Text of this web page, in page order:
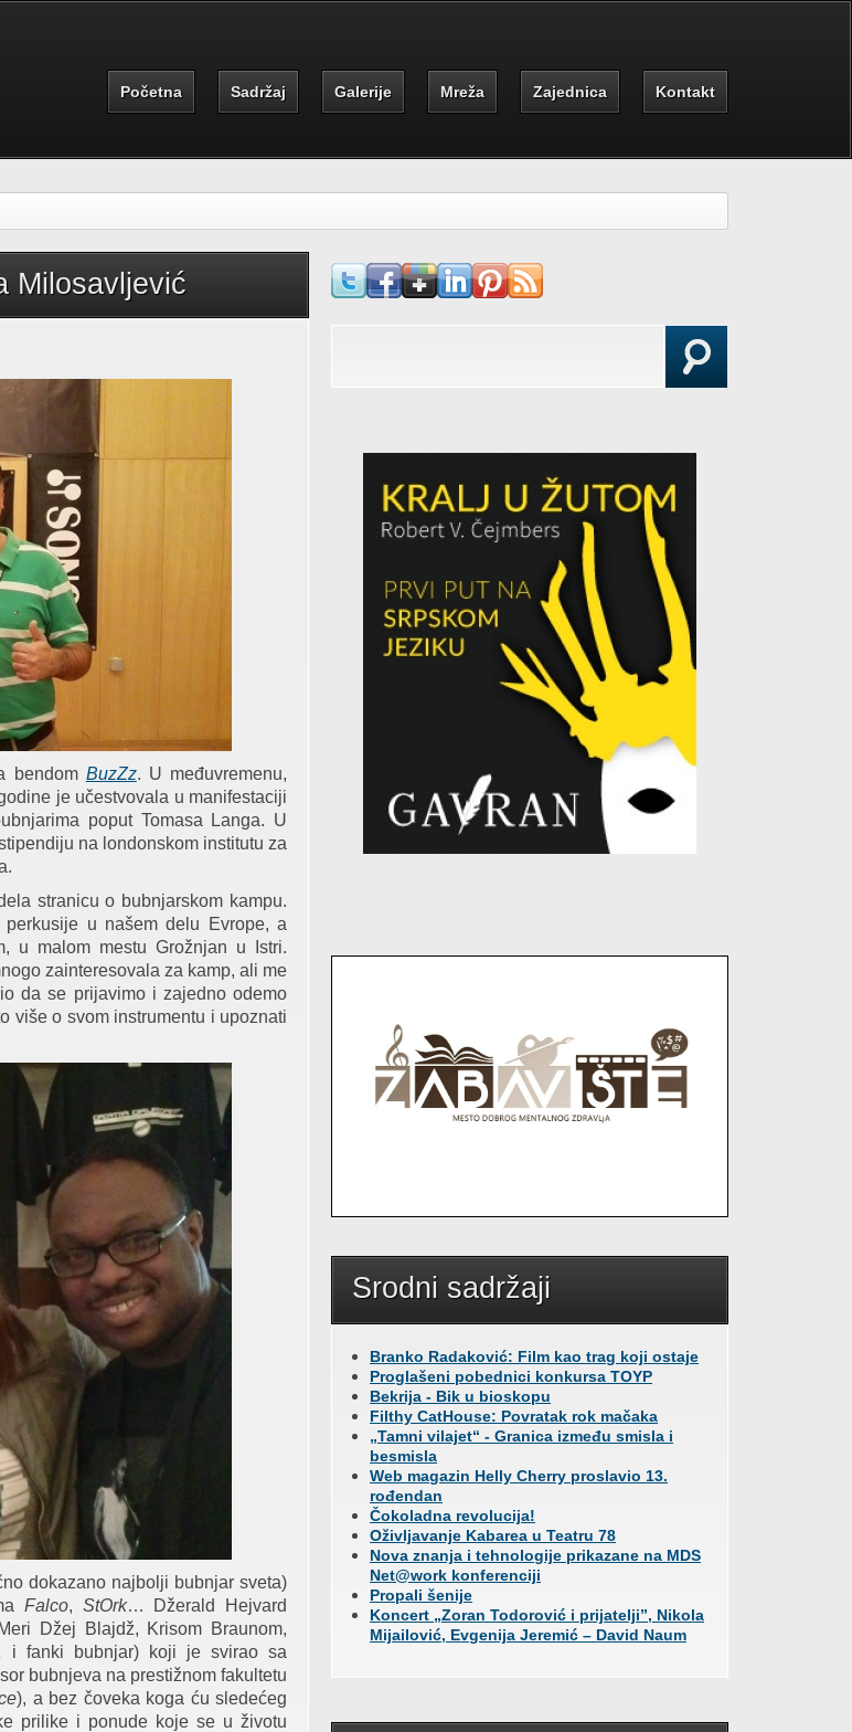
Početna Sadržaj Galerije Mreža Zajednica Kontakt
Milosavljević
bendom BuzZz. U međuvremenu,
je učestvovala u manifestaciji
poput Tomasa Langa. U
na londonskom institutu za
stranicu o bubnjarskom kampu.
u našem delu Evrope, a
u malom mestu Grožnjan u Istri.
zainteresovala za kamp, ali me
da se prijavimo i zajedno odemo
više o svom instrumentu i upoznati
dokazano najbolji bubnjar sveta)
Falco, StOrk… Džerald Hejvard
Džej Blajdž, Krisom Braunom,
i fanki bubnjar) koji je svirao sa
bubnjeva na prestižnom fakultetu
), a bez čoveka koga ću sledećeg
prilike i ponude koje se u životu
Srodni sadržaji
Branko Radaković: Film kao trag koji ostaje
Proglašeni pobednici konkursa TOYP
Bekrija - Bik u bioskopu
Filthy CatHouse: Povratak rok mačaka
„Tamni vilajet“ - Granica između smisla i
besmisla
Web magazin Helly Cherry proslavio 13.
rođendan
Čokoladna revolucija!
Oživljavanje Kabarea u Teatru 78
Nova znanja i tehnologije prikazane na MDS
Net@work konferenciji
Propali šenije
Koncert „Zoran Todorović i prijatelji”, Nikola
Mijailović, Evgenija Jeremić – David Naum